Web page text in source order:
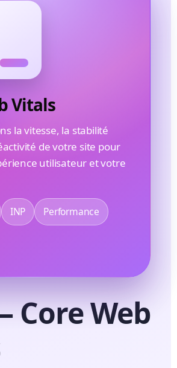
Core Web
Vitals
la vitesse, la stabilité
de votre site pour
utilisateur et votre
INP Performance